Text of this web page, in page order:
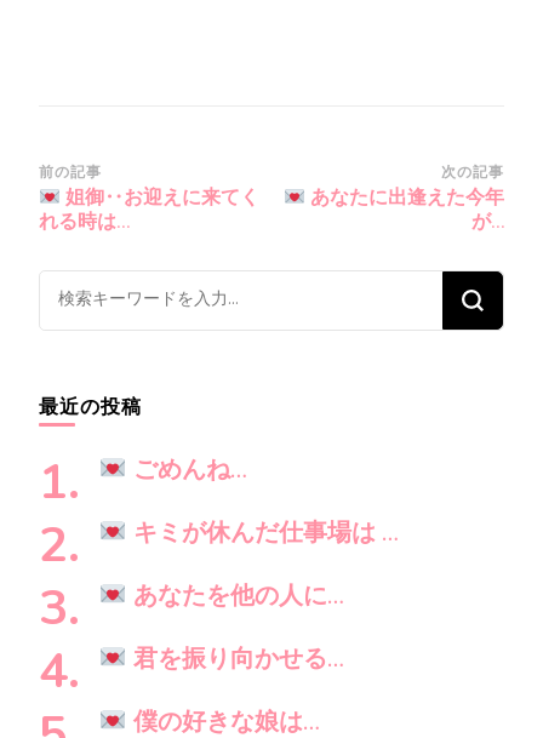
投
稿
ビ
ゲ
ョ
前の記事
姐御‥お迎えに来てく
れる時は…
次の記事
あなたに出逢えた今年
が…
な
に
お
探
し
で
す
か
?
最近の投稿
ごめんね…
キミが休んだ仕事場は …
あなたを他の人に…
君を振り向かせる…
僕の好きな娘は…